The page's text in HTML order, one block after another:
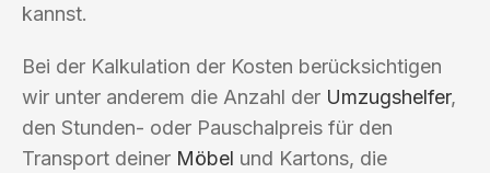
kannst.
Bei der Kalkulation der Kosten berücksichtigen
wir unter anderem die Anzahl der Umzugshelfer,
den Stunden- oder Pauschalpreis für den
Transport deiner Möbel und Kartons, die